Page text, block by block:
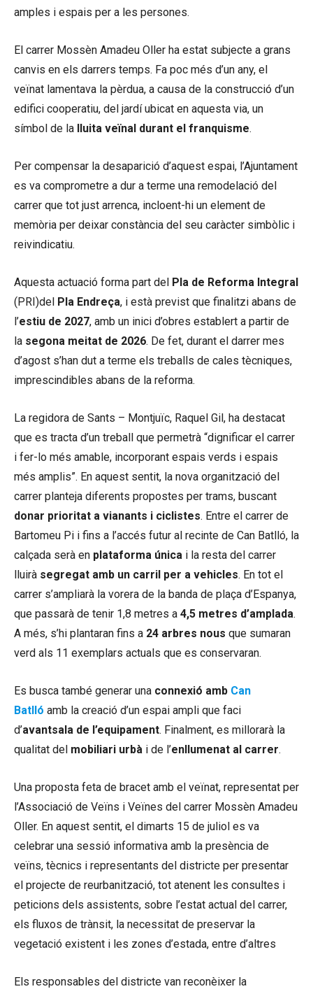
amples i espais per a les persones.
El carrer Mossèn Amadeu Oller ha estat subjecte a grans
canvis en els darrers temps. Fa poc més d’un any, el
veïnat lamentava la pèrdua, a causa de la construcció d’un
edifici cooperatiu, del jardí ubicat en aquesta via, un
símbol de la lluita veïnal durant el franquisme.
Per compensar la desaparició d’aquest espai, l’Ajuntament
es va comprometre a dur a terme una remodelació del
carrer que tot just arrenca, incloent-hi un element de
memòria per deixar constància del seu caràcter simbòlic i
reivindicatiu.
Aquesta actuació forma part del Pla de Reforma Integral
(PRI)del Pla Endreça, i està previst que finalitzi abans de
l’estiu de 2027, amb un inici d’obres establert a partir de
la segona meitat de 2026. De fet, durant el darrer mes
d’agost s’han dut a terme els treballs de cales tècniques,
imprescindibles abans de la reforma.
La regidora de Sants – Montjuïc, Raquel Gil, ha destacat
que es tracta d’un treball que permetrà “dignificar el carrer
i fer-lo més amable, incorporant espais verds i espais
més amplis”. En aquest sentit, la nova organització del
carrer planteja diferents propostes per trams, buscant
donar prioritat a vianants i ciclistes. Entre el carrer de
Bartomeu Pi i fins a l’accés futur al recinte de Can Batlló, la
calçada serà en plataforma única i la resta del carrer
lluirà segregat amb un carril per a vehicles. En tot el
carrer s’ampliarà la vorera de la banda de plaça d’Espanya,
que passarà de tenir 1,8 metres a 4,5 metres d’amplada.
A més, s’hi plantaran fins a 24 arbres nous que sumaran
verd als 11 exemplars actuals que es conservaran.
Es busca també generar una connexió amb Can
Batlló amb la creació d’un espai ampli que faci
d’avantsala de l’equipament. Finalment, es millorarà la
qualitat del mobiliari urbà i de l’enllumenat al carrer.
Una proposta feta de bracet amb el veïnat, representat per
l’Associació de Veïns i Veïnes del carrer Mossèn Amadeu
Oller. En aquest sentit, el dimarts 15 de juliol es va
celebrar una sessió informativa amb la presència de
veïns, tècnics i representants del districte per presentar
el projecte de reurbanització, tot atenent les consultes i
peticions dels assistents, sobre l’estat actual del carrer,
els fluxos de trànsit, la necessitat de preservar la
vegetació existent i les zones d’estada, entre d’altres
Els responsables del districte van reconèixer la